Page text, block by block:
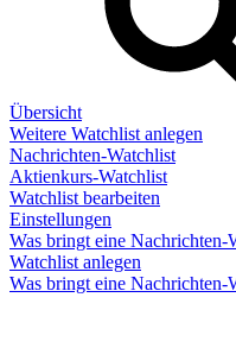
Übersicht
Weitere Watchlist anlegen
Nachrichten-Watchlist
Aktienkurs-Watchlist
Watchlist bearbeiten
Einstellungen
Was bringt eine Nachrichten-
Watchlist anlegen
Was bringt eine Nachrichten-